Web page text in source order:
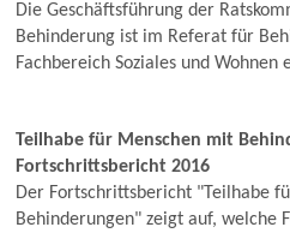
Die Geschäftsführung der
Behinderung ist im Referat für
Fachbereich Soziales und Wohnen
Teilhabe für Menschen mit
Fortschrittsbericht 2016
Der Fortschrittsbericht "Teilhabe
Behinderungen" zeigt auf, welche